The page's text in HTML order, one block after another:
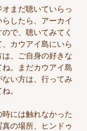
まだ聴いていらっ
したら、アーカイ
で、聴いてみてく
カウアイ島にいら
は、ご自身の好きな
。まだカウアイ島
い方は、行ってみ
。
には触れなかった
の場所、ヒンドゥ